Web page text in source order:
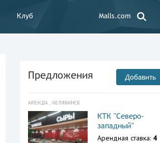
Клуб Malls.com
Предложения Добавить
АРЕНДА , ЧЕЛЯБИНСК
КТК "Северо-
западный"
Арендная ставка: 4